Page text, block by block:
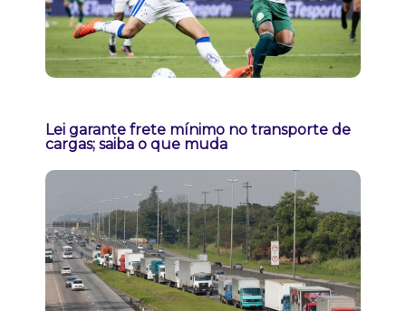
Lei garante frete mínimo no transporte de
cargas; saiba o que muda